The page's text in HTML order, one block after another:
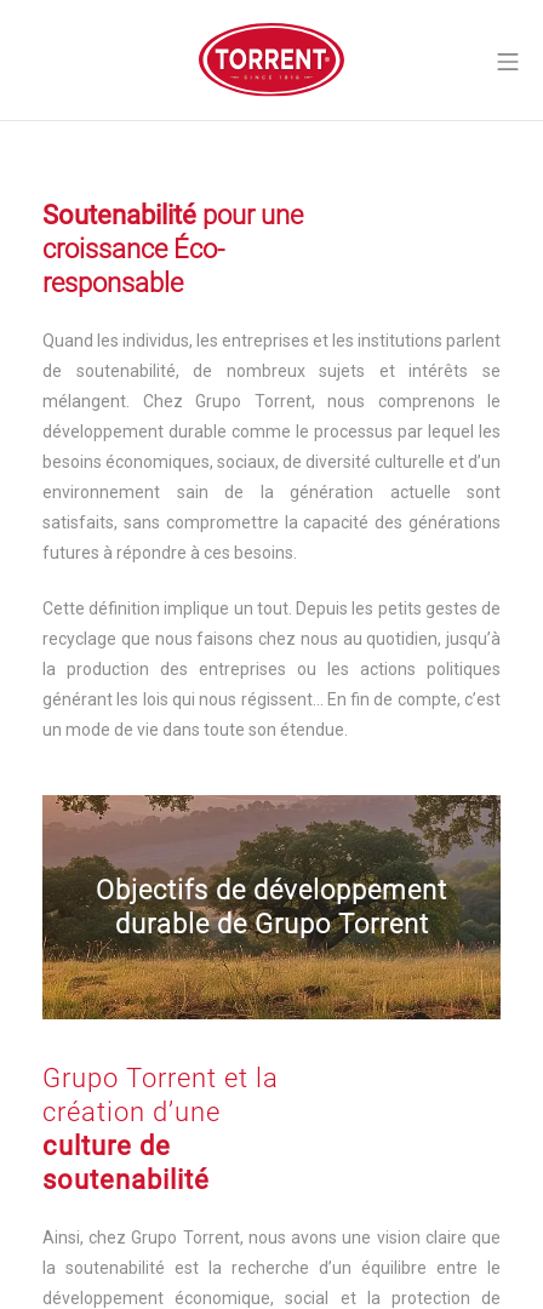
Torrent Closures
Soutenabilité pour une
croissance Éco-
responsable
Quand les individus, les entreprises et les institutions parlent
de soutenabilité, de nombreux sujets et intérêts se
mélangent. Chez Grupo Torrent, nous comprenons le
développement durable comme le processus par lequel les
besoins économiques, sociaux, de diversité culturelle et d’un
environnement sain de la génération actuelle sont
satisfaits, sans compromettre la capacité des générations
futures à répondre à ces besoins.
Cette définition implique un tout. Depuis les petits gestes de
recyclage que nous faisons chez nous au quotidien, jusqu’à
la production des entreprises ou les actions politiques
générant les lois qui nous régissent… En fin de compte, c’est
un mode de vie dans toute son étendue.
Objectifs de développement
durable de Grupo Torrent
Grupo Torrent et la
création d’une
culture de
soutenabilité
Ainsi, chez Grupo Torrent, nous avons une vision claire que
la soutenabilité est la recherche d’un équilibre entre le
développement économique, social et la protection de